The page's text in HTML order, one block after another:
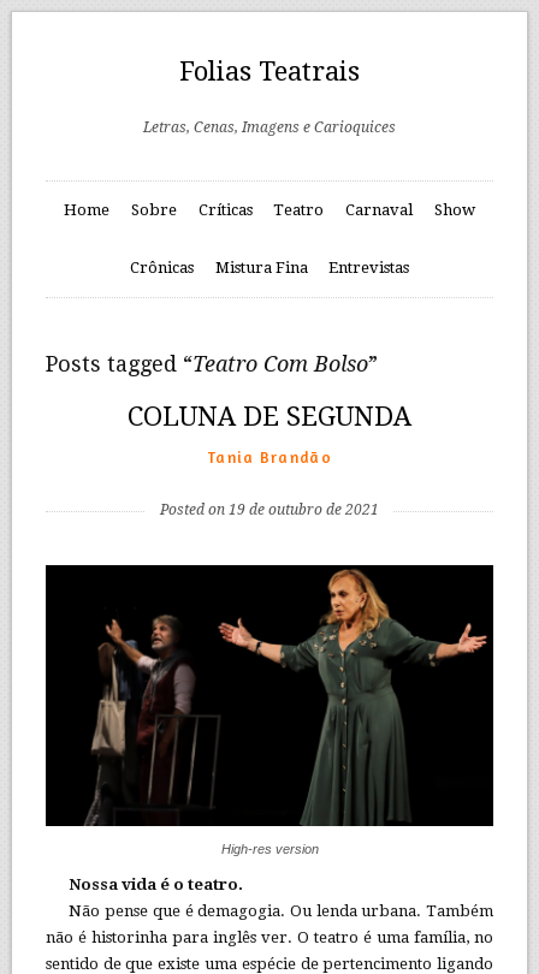
Folias Teatrais
Letras, Cenas, Imagens e Carioquices
Home Sobre Críticas Teatro Carnaval Show
Crônicas Mistura Fina Entrevistas
Posts tagged “Teatro Com Bolso”
COLUNA DE SEGUNDA
Tania Brandão
Posted on 19 de outubro de 2021
High-res version
Nossa vida é o teatro.
Não pense que é demagogia. Ou lenda urbana. Também
não é historinha para inglês ver. O teatro é uma família, no
sentido de que existe uma espécie de pertencimento ligando